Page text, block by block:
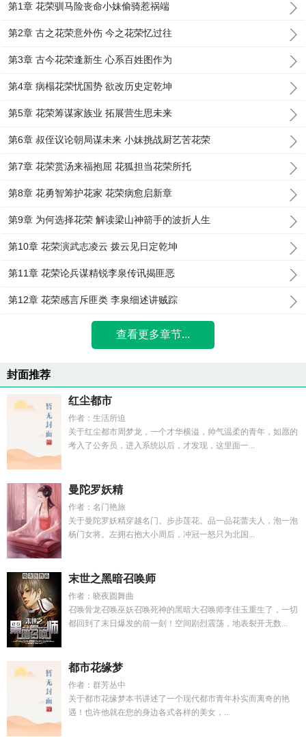
第1章 花荣驯马险丧命小妹偷骑惹祸端
第2章 古之花荣意外伤 今之花荣忆过往
第3章 古今花荣逢新生 心系百姓图作为
第4章 病榻花荣忧国势 欲改历史定乾坤
第5章 花荣筹谋家族业 拓展营生思未来
第6章 叔侄议论朝局谋未来 小妹挑战厨艺苦花荣
第7章 花荣赏汤来福抱屈 花狐担当花荣所托
第8章 花勇智筹护花家 花荣病愈启新章
第9章 为何选择花荣 解读梁山神箭手的波折人生
第10章 花荣演武志凌云 拨云见日定乾坤
第11章 花荣论兵谋精锐李泉传讯揭匪恶
第12章 花荣感言斥匪类 李泉细述讲贼踪
查看更多章节...
封面推荐
红尘都市
作者：生活所迫
关于红尘都市周梦龙，一个才华横溢，帅气温柔的青年，如愿的
考入了公务员，进入系统以后，才发现，这里面一...
曼陀罗妖精
作者：名门艳旅
关于曼陀罗妖精穿越名门。步步莲花。品一品花蕾夫人，泡一泡
杨门女将。左拥右抱大小周后，冲冠一怒只为北国...
末世之黑暗召唤师
作者：晓夜圆舞曲
召唤骨龙召唤巫妖召唤死神的黑暗大召唤师李佳玉重生了，一切
都回到了末日爆发的前一刻！空间剧烈震荡，地表裂开无数...
都市花缘梦
作者：群芳丛中
关于都市花缘梦本书讲述了一个现代都市青年朴实而离奇的艳
遇！也许他就在您的身边各式各样的美女，...